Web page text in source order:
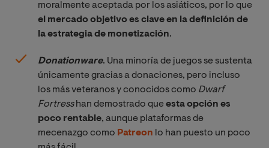
moralmente aceptada por los asiáticos, por lo que
el mercado objetivo es clave en la definición de
la estrategia de monetización.
Donationware. Una minoría de juegos se sustenta
únicamente gracias a donaciones, pero incluso
los más veteranos y conocidos como Dwarf
Fortresshan demostrado queesta opción es
poco rentable, aunque plataformas de
mecenazgo como Patreon lo han puesto un poco